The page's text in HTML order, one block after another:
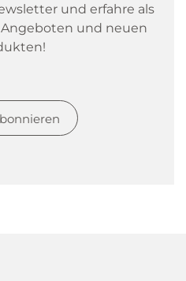
und erfahre als
und neuen